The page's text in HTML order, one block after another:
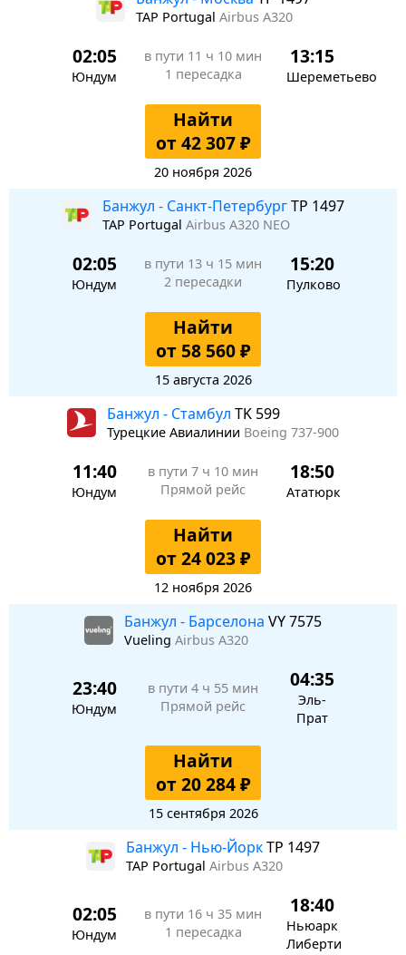
TAP Portugal Airbus A320
02:05
Юндум
в пути 11 ч 10 мин
1 пересадка
13:15
Шереметьево
Найти
от 42 307 ₽
20 ноября 2026
Банжул - Санкт-ПетербургTP 1497
TAP Portugal Airbus A320 NEO
02:05
Юндум
в пути 13 ч 15 мин
2 пересадки
15:20
Пулково
Найти
от 58 560 ₽
15 августа 2026
Банжул - Стамбул TK 599
Турецкие Авиалинии Boeing 737-900
11:40
Юндум
в пути 7 ч 10 мин
Прямой рейс
18:50
Ататюрк
Найти
от 24 023 ₽
12 ноября 2026
Банжул - Барселона VY 7575
Vueling Airbus A320
23:40
Юндум
в пути 4 ч 55 мин
Прямой рейс
04:35
Эль-
Прат
Найти
от 20 284 ₽
15 сентября 2026
Банжул - Нью-ЙоркTP 1497
TAP Portugal Airbus A320
02:05
Юндум
в пути 16 ч 35 мин
1 пересадка
18:40
Ньюарк
Либерти